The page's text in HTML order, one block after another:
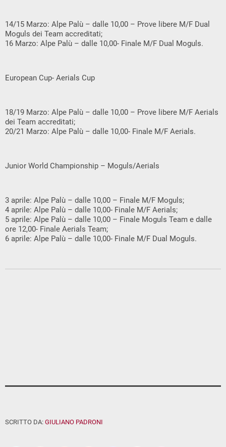
14/15 Marzo: Alpe Palù – dalle 10,00 – Prove libere M/F Dual
Moguls dei Team accreditati;
16 Marzo: Alpe Palù – dalle 10,00- Finale M/F Dual Moguls.
European Cup- Aerials Cup
18/19 Marzo: Alpe Palù – dalle 10,00 – Prove libere M/F Aerials
dei Team accreditati;
20/21 Marzo: Alpe Palù – dalle 10,00- Finale M/F Aerials.
Junior World Championship – Moguls/Aerials
3 aprile: Alpe Palù – dalle 10,00 – Finale M/F Moguls;
4 aprile: Alpe Palù – dalle 10,00- Finale M/F Aerials;
5 aprile: Alpe Palù – dalle 10,00 – Finale Moguls Team e dalle
ore 12,00- Finale Aerials Team;
6 aprile: Alpe Palù – dalle 10,00- Finale M/F Dual Moguls.
SCRITTO DA: GIULIANO PADRONI